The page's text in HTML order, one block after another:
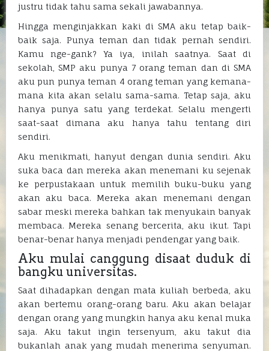
justru tidak tahu sama sekali jawabannya.
Hingga menginjakkan kaki di SMA aku tetap baik-
baik saja. Punya teman dan tidak pernah sendiri.
Kamu nge-gank? Ya iya, inilah saatnya. Saat di
sekolah, SMP aku punya 7 orang teman dan di SMA
aku pun punya teman 4 orang teman yang kemana-
mana kita akan selalu sama-sama. Tetap saja, aku
hanya punya satu yang terdekat. Selalu mengerti
saat-saat dimana aku hanya tahu tentang diri
sendiri.
Aku menikmati, hanyut dengan dunia sendiri. Aku
suka baca dan mereka akan menemani ku sejenak
ke perpustakaan untuk memilih buku-buku yang
akan aku baca. Mereka akan menemani dengan
sabar meski mereka bahkan tak menyukain banyak
membaca. Mereka senang bercerita, aku ikut. Tapi
benar-benar hanya menjadi pendengar yang baik.
Aku mulai canggung disaat duduk di
bangku universitas.
Saat dihadapkan dengan mata kuliah berbeda, aku
akan bertemu orang-orang baru. Aku akan belajar
dengan orang yang mungkin hanya aku kenal muka
saja. Aku takut ingin tersenyum, aku takut dia
bukanlah anak yang mudah menerima senyuman.